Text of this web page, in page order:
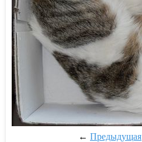
← Предыдущая